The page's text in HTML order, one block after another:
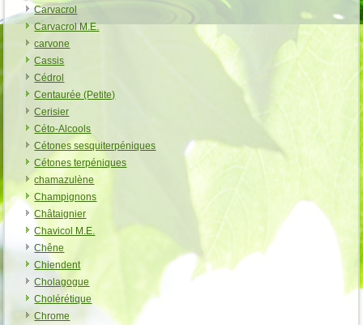
Carvacrol
Carvacrol M.E.
carvone
Cassis
Cédrol
Centaurée (Petite)
Cerisier
Céto-Alcools
Cétones sesquiterpéniques
Cétones terpéniques
chamazulène
Champignons
Châtaignier
Chavicol M.E.
Chêne
Chiendent
Cholagogue
Cholérétique
Chrome